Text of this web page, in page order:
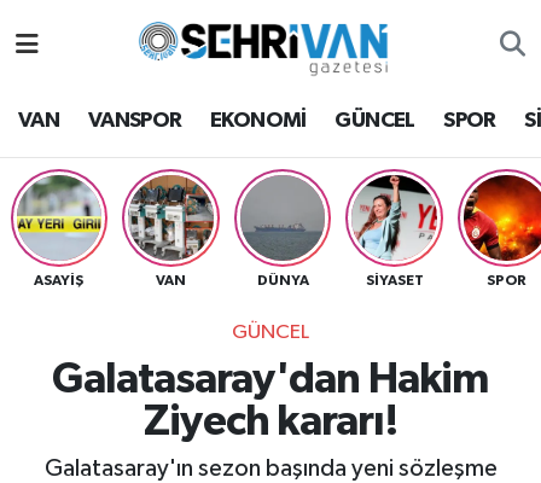
VAN VANSPOR EKONOMİ GÜNCEL SPOR
ASAYİŞ VAN DÜNYA SİYASET SPOR
GÜNCEL
Galatasaray'dan Hakim
Ziyech kararı!
Galatasaray'ın sezon başında yeni sözleşme
Van Hava Durumu
VAN Namaz Vakitleri
Van Trafik Yoğunluk Haritası
Süper Lig Puan Durumu ve Fikstür
Tüm Manşetler
Son Dakika Haberleri